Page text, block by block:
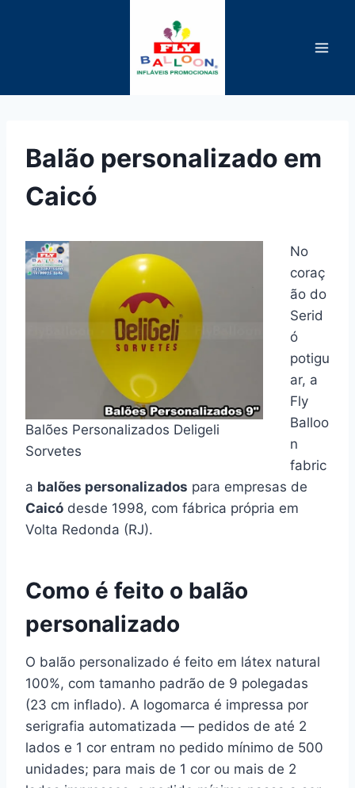
Balão personalizado em
Caicó
Balões Personalizados Deligeli
Sorvetes
No
coraç
ão do
Serid
ó
potigu
ar, a
Fly
Balloo
n
fabric
a balões personalizados para empresas de
Caicó desde 1998, com fábrica própria em
Volta Redonda (RJ).
Como é feito o balão
personalizado
O balão personalizado é feito em látex natural
100%, com tamanho padrão de 9 polegadas
(23 cm inflado). A logomarca é impressa por
serigrafia automatizada — pedidos de até 2
lados e 1 cor entram no pedido mínimo de 500
unidades; para mais de 1 cor ou mais de 2